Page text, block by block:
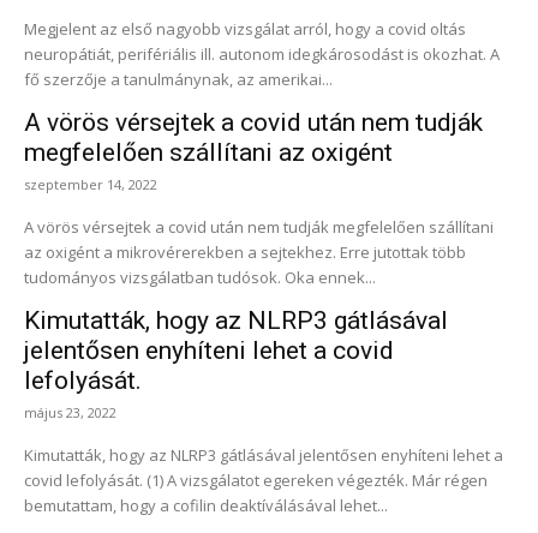
Megjelent az első nagyobb vizsgálat arról, hogy a covid oltás
neuropátiát, perifériális ill. autonom idegkárosodást is okozhat. A
fő szerzője a tanulmánynak, az amerikai...
A vörös vérsejtek a covid után nem tudják
megfelelően szállítani az oxigént
szeptember 14, 2022
A vörös vérsejtek a covid után nem tudják megfelelően szállítani
az oxigént a mikrovérerekben a sejtekhez. Erre jutottak több
tudományos vizsgálatban tudósok. Oka ennek...
Kimutatták, hogy az NLRP3 gátlásával
jelentősen enyhíteni lehet a covid
lefolyását.
május 23, 2022
Kimutatták, hogy az NLRP3 gátlásával jelentősen enyhíteni lehet a
covid lefolyását. (1) A vizsgálatot egereken végezték. Már régen
bemutattam, hogy a cofilin deaktíválásával lehet...